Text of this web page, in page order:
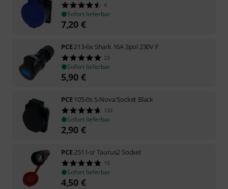
4
Sofort lieferbar
7,20 €
PCE213-6x Shark 16A 3pol 230V F
23
Sofort lieferbar
5,90 €
PCE105-0s S-Nova Socket Black
133
Sofort lieferbar
2,90 €
PCE2511-sr Taurus2 Socket
15
Sofort lieferbar
4,50 €